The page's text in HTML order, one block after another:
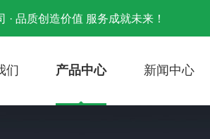
· 品质创造价值 服务成就未来！
们 产品中心 新闻中心